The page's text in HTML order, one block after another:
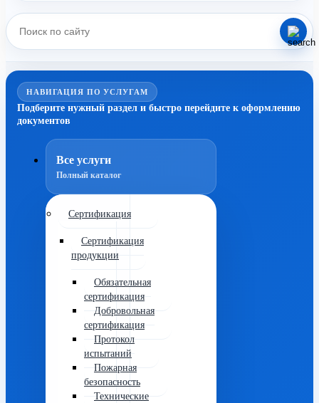
НАВИГАЦИЯ ПО УСЛУГАМ
Подберите нужный раздел и быстро перейдите к оформлению
документов
Все услуги
Полный каталог
Сертификация
Сертификация
продукции
Обязательная
сертификация
Добровольная
сертификация
Протокол
испытаний
Пожарная
безопасность
Технические